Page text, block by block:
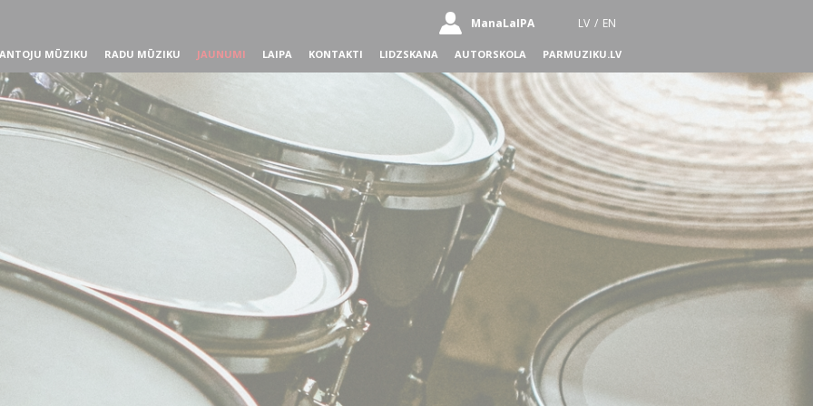
ManaLaIPA LV / EN
MŪZIKU RADU MŪZIKU JAUNUMI LAIPA KONTAKTI LIDZSKANA AUTORSKOLA PARMUZIKU.LV